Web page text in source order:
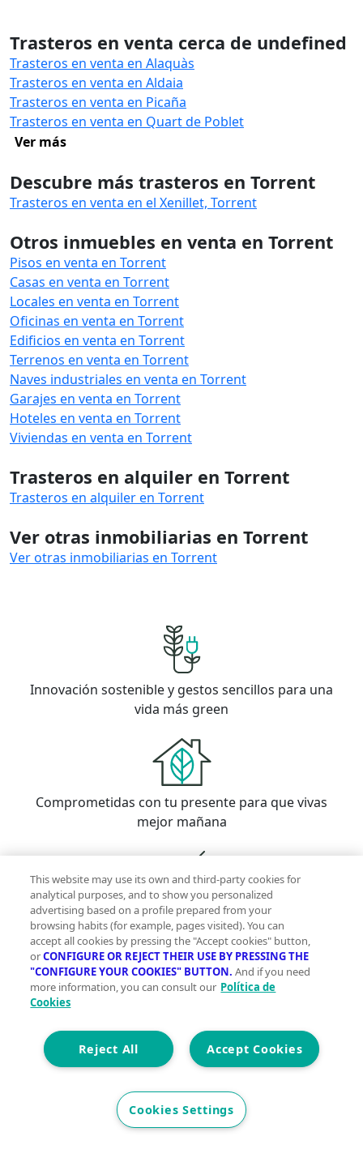
Trasteros en venta cerca de undefined
Trasteros en venta en Alaquàs
Trasteros en venta en Aldaia
Trasteros en venta en Picaña
Trasteros en venta en Quart de Poblet
Ver más
Descubre más trasteros en Torrent
Trasteros en venta en el Xenillet, Torrent
Otros inmuebles en venta en Torrent
Pisos en venta en Torrent
Casas en venta en Torrent
Locales en venta en Torrent
Oficinas en venta en Torrent
Edificios en venta en Torrent
Terrenos en venta en Torrent
Naves industriales en venta en Torrent
Garajes en venta en Torrent
Hoteles en venta en Torrent
Viviendas en venta en Torrent
Trasteros en alquiler en Torrent
Trasteros en alquiler en Torrent
Ver otras inmobiliarias en Torrent
Ver otras inmobiliarias en Torrent
Innovación sostenible y gestos sencillos para una
vida más green
Comprometidas con tu presente para que vivas
mejor mañana
Con la garantía de contar con profesionales
verificados
Descubre vivegreen.com
somos
Te ayudamos Financiación
This website may use its own and third-party cookies for
analytical purposes, and to show you personalized
advertising based on a profile prepared from your
browsing habits (for example, pages visited). You can
accept all cookies by pressing the "Accept cookies" button,
orCONFIGURE OR REJECT THEIR USE BY PRESSING THE
"CONFIGURE YOUR COOKIES" BUTTON. And if you need
more information, you can consult our Política de
Cookies
Accept Cookies
Reject All
Cookies Settings